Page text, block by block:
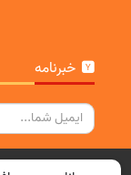
خبرنامه